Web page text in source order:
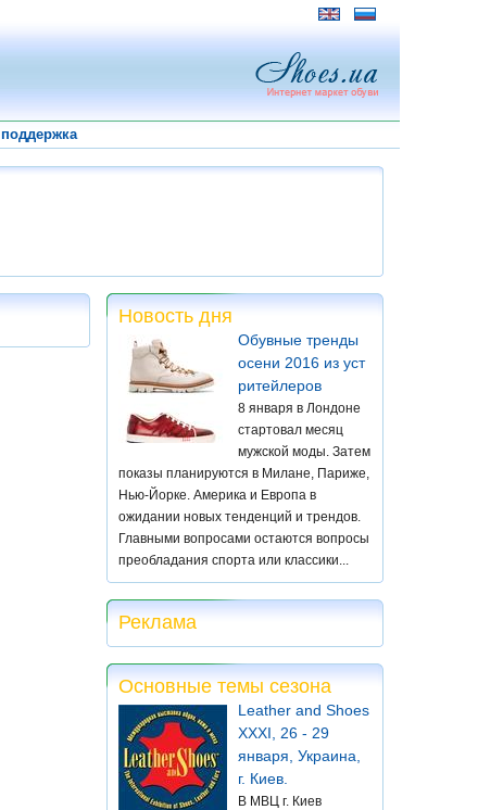
поддержка
Новость дня
Обувные тренды
осени 2016 из уст
ритейлеров
8 января в Лондоне
стартовал месяц
мужской моды. Затем
показы планируются в Милане, Париже,
Нью-Йорке. Америка и Европа в
ожидании новых тенденций и трендов.
Главными вопросами остаются вопросы
преобладания спорта или классики...
Реклама
Основные темы сезона
Leather and Shoes
XXXI, 26 - 29
января, Украина,
г. Киев.
В МВЦ г. Киев